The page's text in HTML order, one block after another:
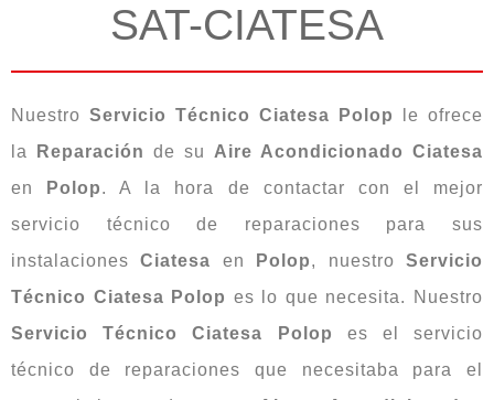
SAT-CIATESA
Nuestro Servicio Técnico Ciatesa Polop
le ofrece
la
Reparación de su Aire Acondicionado Ciatesa
en
Polop. A la hora de contactar con el mejor
servicio técnico de reparaciones para sus
instalacionesCiatesa en Polop, nuestro Servicio
Técnico Ciatesa Polop es lo que necesita. Nuestro
Servicio Técnico Ciatesa
Polop es el servicio
técnico de reparaciones que necesitaba para el